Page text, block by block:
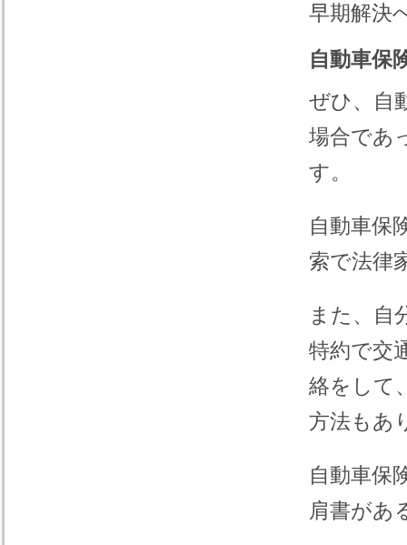
早期解決
自動車保
ぜひ、自
場合であ
す。
自動車保
索で法律
また、自
特約で交
絡をして
方法もあ
自動車保
肩書があ